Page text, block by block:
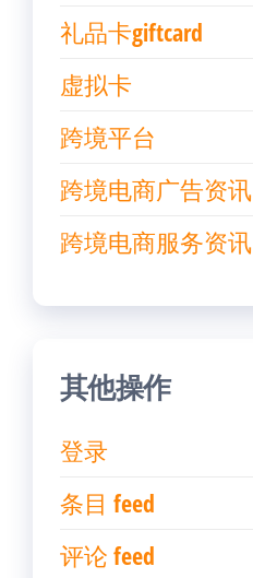
礼品卡giftcard
虚拟卡
跨境平台
跨境电商广告资讯
跨境电商服务资讯
其他操作
登录
条目 feed
评论 feed